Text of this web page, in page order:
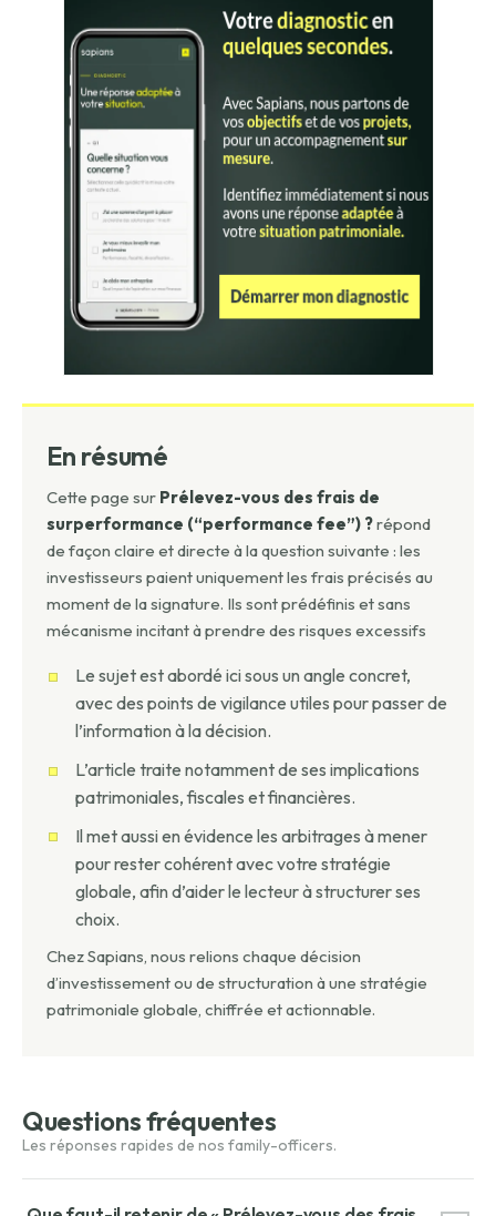
En résumé
Cette page sur Prélevez-vous des frais de
surperformance (“performance fee”) ?répond
de façon claire et directe à la question suivante : les
investisseurs paient uniquement les frais précisés au
moment de la signature. Ils sont prédéfinis et sans
mécanisme incitant à prendre des risques excessifs
Le sujet est abordé ici sous un angle concret,
avec des points de vigilance utiles pour passer de
l’information à la décision.
L’article traite notamment de ses implications
patrimoniales, fiscales et financières.
Il met aussi en évidence les arbitrages à mener
pour rester cohérent avec votre stratégie
globale, afin d’aider le lecteur à structurer ses
choix.
Chez Sapians, nous relions chaque décision
d’investissement ou de structuration à une stratégie
patrimoniale globale, chiffrée et actionnable.
Questions fréquentes